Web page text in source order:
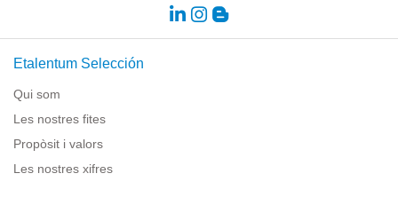
Etalentum Selección
Qui som
Les nostres fites
Propòsit i valors
Les nostres xifres